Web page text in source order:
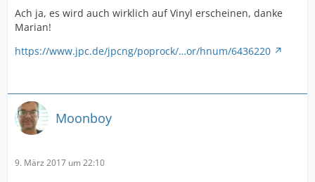
Ach ja, es wird auch wirklich auf Vinyl erscheinen, danke
Marian!
https://www.jpc.de/jpcng/poprock/…or/hnum/6436220
Moonboy
9. März 2017 um 22:10